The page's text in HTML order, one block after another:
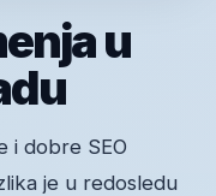
u
i dobre SEO
je u redosledu